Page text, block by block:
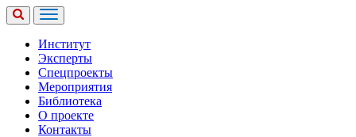
Институт
Эксперты
Спецпроекты
Мероприятия
Библиотека
О проекте
Контакты